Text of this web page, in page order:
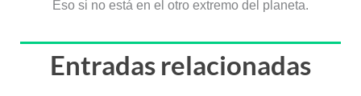
Eso si no está en el otro extremo del planeta.
Entradas relacionadas